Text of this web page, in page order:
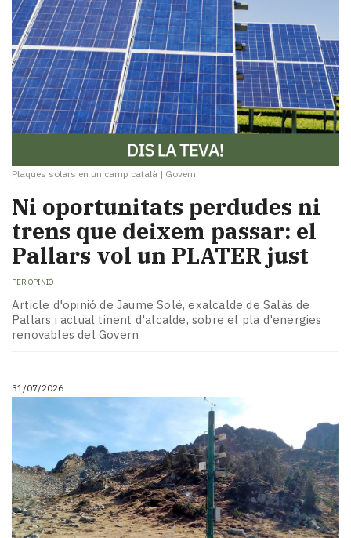
Plaques solars en un camp català | Govern
Ni oportunitats perdudes ni
trens que deixem passar: el
Pallars vol un PLATER just
PER OPINIÓ
Article d'opinió de Jaume Solé, exalcalde de Salàs de
Pallars i actual tinent d'alcalde, sobre el pla d'energies
renovables del Govern
31/07/2026